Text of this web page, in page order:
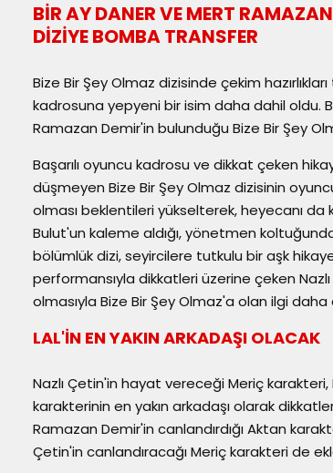
BİR AY DANER VE MERT
DİZİYE BOMBA TRANSFER
Bize Bir Şey Olmaz dizisinde çekim
kadrosuna yepyeni bir isim daha dahil oldu.
Ramazan Demir'in bulunduğu Bize Bir Şey
Başarılı oyuncu kadrosu ve dikkat çeken
düşmeyen Bize Bir Şey Olmaz dizisinin
olması beklentileri yükselterek, heyecanı da
Bulut'un kaleme aldığı, yönetmen
bölümlük dizi, seyircilere tutkulu bir aşk
performansıyla dikkatleri üzerine çeken
olmasıyla Bize Bir Şey Olmaz'a olan ilgi daha
LAL'İN EN YAKIN ARKADAŞI OLACAK
Nazlı Çetin'in hayat vereceği Meriç karakteri,
karakterinin en yakın arkadaşı olarak
Ramazan Demir'in canlandırdığı Aktan
Çetin'in canlandıracağı Meriç karakteri de